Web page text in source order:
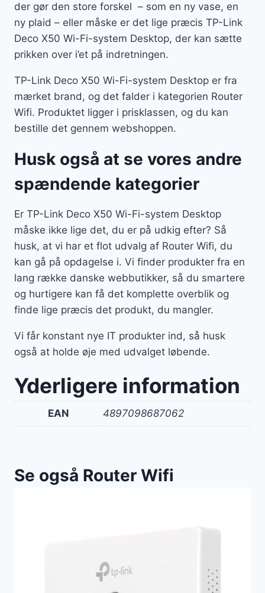
der gør den store forskel – som en ny vase, en
ny plaid – eller måske er det lige præcis TP-Link
Deco X50 Wi-Fi-system Desktop, der kan sætte
prikken over i’et på indretningen.
TP-Link Deco X50 Wi-Fi-system Desktop er fra
mærket brand, og det falder i kategorien Router
Wifi. Produktet ligger i prisklassen, og du kan
bestille det gennem webshoppen.
Husk også at se vores andre
spændende kategorier
Er TP-Link Deco X50 Wi-Fi-system Desktop
måske ikke lige det, du er på udkig efter? Så
husk, at vi har et flot udvalg af Router Wifi, du
kan gå på opdagelse i. Vi finder produkter fra en
lang række danske webbutikker, så du smartere
og hurtigere kan få det komplette overblik og
finde lige præcis det produkt, du mangler.
Vi får konstant nye IT produkter ind, så husk
også at holde øje med udvalget løbende.
Yderligere information
EAN 4897098687062
Se også Router Wifi